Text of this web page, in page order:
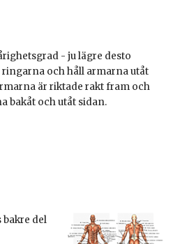
- ju lägre desto
ringarna och håll armarna utåt
är riktade rakt fram och
bakåt och utåt sidan.
bakre del